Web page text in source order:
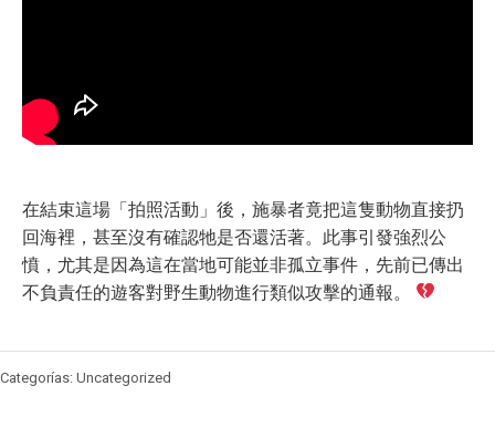
在結束這場「拍照活動」後，施暴者竟把這隻動物直接扔
回海裡，甚至沒有確認牠是否還活著。此事引發強烈公
憤，尤其是因為這在當地可能並非孤立事件，先前已傳出
不負責任的遊客對野生動物進行類似攻擊的通報。
Categorías: Uncategorized